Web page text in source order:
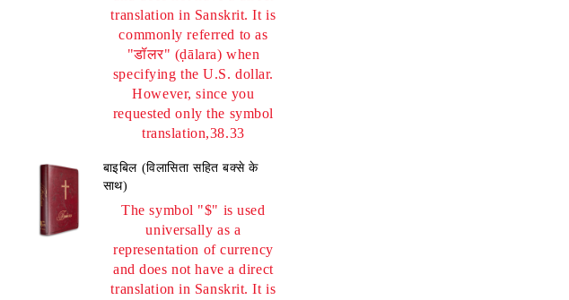
translation in Sanskrit. It is
commonly referred to as
"डॉलर" (ḍālara) when
specifying the U.S. dollar.
However, since you
requested only the symbol
translation,38.33
बाइबिल (विलासिता सहित बक्से के
साथ)
The symbol "$" is used
universally as a
representation of currency
and does not have a direct
translation in Sanskrit. It is